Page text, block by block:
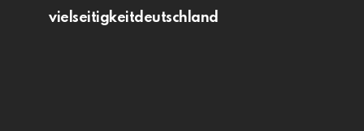
vielseitigkeitdeutschland